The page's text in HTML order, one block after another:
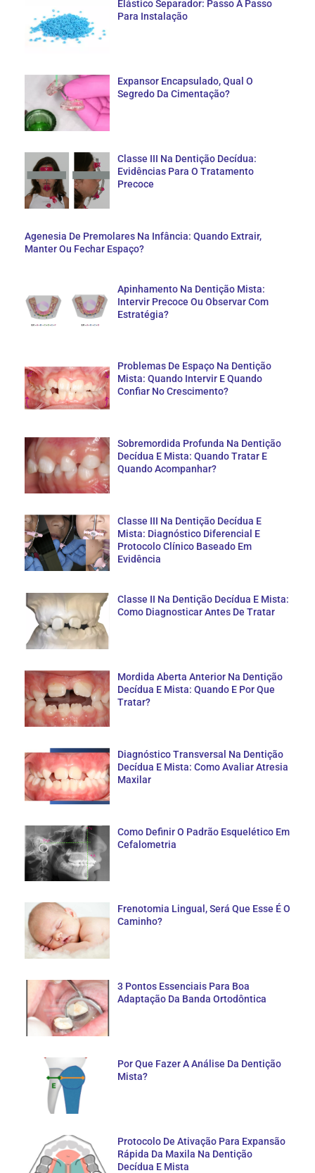
Elástico Separador: Passo A Passo
Para Instalação
Expansor Encapsulado, Qual O
Segredo Da Cimentação?
Classe III Na Dentição Decídua:
Evidências Para O Tratamento
Precoce
Agenesia De Premolares Na Infância: Quando Extrair,
Manter Ou Fechar Espaço?
Apinhamento Na Dentição Mista:
Intervir Precoce Ou Observar Com
Estratégia?
Problemas De Espaço Na Dentição
Mista: Quando Intervir E Quando
Confiar No Crescimento?
Sobremordida Profunda Na Dentição
Decídua E Mista: Quando Tratar E
Quando Acompanhar?
Classe III Na Dentição Decídua E
Mista: Diagnóstico Diferencial E
Protocolo Clínico Baseado Em
Evidência
Classe II Na Dentição Decídua E Mista:
Como Diagnosticar Antes De Tratar
Mordida Aberta Anterior Na Dentição
Decídua E Mista: Quando E Por Que
Tratar?
Diagnóstico Transversal Na Dentição
Decídua E Mista: Como Avaliar Atresia
Maxilar
Como Definir O Padrão Esquelético Em
Cefalometria
Frenotomia Lingual, Será Que Esse É O
Caminho?
3 Pontos Essenciais Para Boa
Adaptação Da Banda Ortodôntica
Por Que Fazer A Análise Da Dentição
Mista?
Protocolo De Ativação Para Expansão
Rápida Da Maxila Na Dentição
Decídua E Mista